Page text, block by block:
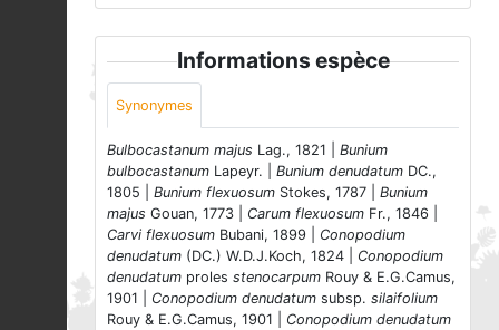
Informations espèce
Synonymes
Bulbocastanum majus Lag., 1821 | Bunium
bulbocastanum Lapeyr. | Bunium denudatum DC.,
1805 | Bunium flexuosum Stokes, 1787 | Bunium
majus Gouan, 1773 | Carum flexuosum Fr., 1846 |
Carvi flexuosum Bubani, 1899 | Conopodium
denudatum (DC.) W.D.J.Koch, 1824 | Conopodium
denudatum proles stenocarpum Rouy & E.G.Camus,
1901 | Conopodium denudatum subsp. silaifolium
Rouy & E.G.Camus, 1901 | Conopodium denudatum